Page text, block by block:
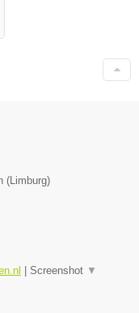
(Limburg)
| Screenshot ▼